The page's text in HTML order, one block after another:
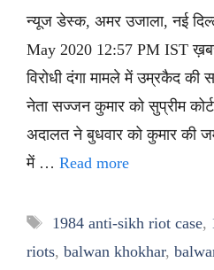
न्यूज डेस्क, अमर उजाला, नई
May 2020 12:57 PM IST
विरोधी दंगा मामले में उम्रकैद की
नेता सज्जन कुमार को सुप्रीम
अदालत ने बुधवार को कुमार की
में … Read more
Tags
1984 anti-sikh riot case,
riots, balwan khokhar,